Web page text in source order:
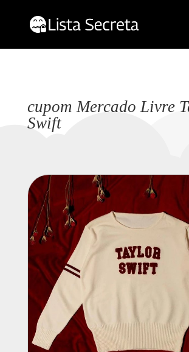
cupom Mercado Livre
Swift